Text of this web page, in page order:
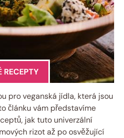
RECEPTY
pro veganská jídla, která jsou
článku vám představíme
jak tuto univerzální
rizot až po osvěžující